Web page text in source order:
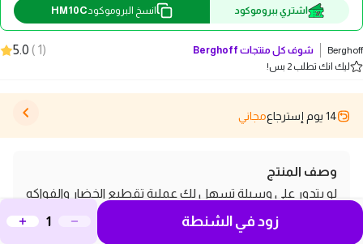
اشتري ببروموكود انسخ البروموكود HM10C
Berghoff شوف كل منتجات Berghoff
(
1
)
5.0
ليك انك تطلب 2 بس!
14 يوم إسترجاع مجاني
وصف المنتج
لو بتدور على وسيلة تسهل لك عملية تقطيع الخضار والفواكه
في المطبخ، بيرجوف مبشرة 4 جوانب - 23 سم - فضي / أسود زود في الشنطة